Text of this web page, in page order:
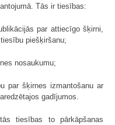
Tās ir tiesības:
par attiecīgo šķirni,
piešķiršanu;
nosaukumu;
par šķirnes izmantošanu ar
gadījumos.
tiesības to pārkāpšanas